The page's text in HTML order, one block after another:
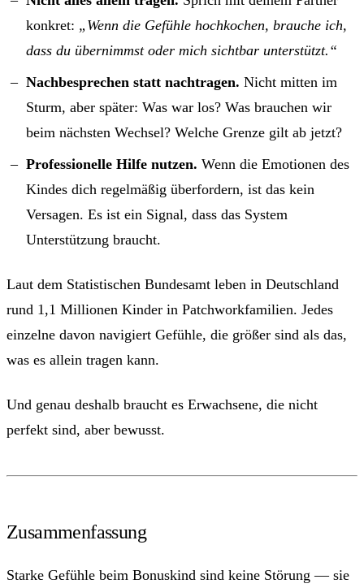
konkret: „Wenn die Gefühle hochkochen, brauche ich,
dass du übernimmst oder mich sichtbar unterstützt.“
Nachbesprechen statt nachtragen. Nicht mitten im
Sturm, aber später: Was war los? Was brauchen wir
beim nächsten Wechsel? Welche Grenze gilt ab jetzt?
Professionelle Hilfe nutzen. Wenn die Emotionen des
Kindes dich regelmäßig überfordern, ist das kein
Versagen. Es ist ein Signal, dass das System
Unterstützung braucht.
Laut dem Statistischen Bundesamt leben in Deutschland
rund 1,1 Millionen Kinder in Patchworkfamilien. Jedes
einzelne davon navigiert Gefühle, die größer sind als das,
was es allein tragen kann.
Und genau deshalb braucht es Erwachsene, die nicht
perfekt sind, aber bewusst.
Zusammenfassung
Starke Gefühle beim Bonuskind sind keine Störung — sie